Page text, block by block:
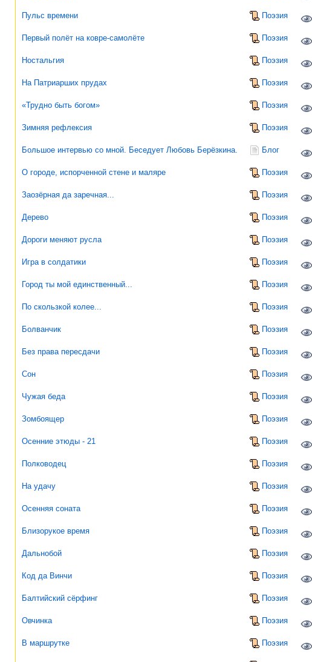
Пульс времени Поэзия
Первый полёт на ковре-самолёте Поэзия
Ностальгия Поэзия
На Патриарших прудах Поэзия
«Трудно быть богом» Поэзия
Зимняя рефлексия Поэзия
Большое интервью со мной. Беседует Любовь Берёзкина. Блог
О городе, испорченной стене и маляре Поэзия
Заозёрная да заречная... Поэзия
Дерево Поэзия
Дороги меняют русла Поэзия
Игра в солдатики Поэзия
Город ты мой единственный... Поэзия
По скользкой колее... Поэзия
Болванчик Поэзия
Без права пересдачи Поэзия
Сон Поэзия
Чужая беда Поэзия
Зомбоящер Поэзия
Осенние этюды - 21 Поэзия
Полководец Поэзия
На удачу Поэзия
Осенняя соната Поэзия
Близорукое время Поэзия
Дальнобой Поэзия
Код да Винчи Поэзия
Балтийский сёрфинг Поэзия
Овчинка Поэзия
В маршрутке Поэзия